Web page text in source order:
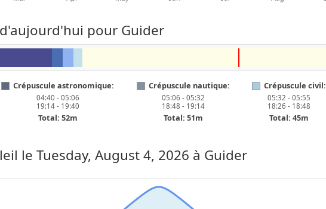
pour Guider
Crépuscule astronomique:
04:40 - 05:06
19:14 - 19:40
Total: 52m
Crépuscule nautique:
05:06 - 05:32
18:48 - 19:14
Total: 51m
Crépuscule civil:
05:32 - 05:55
18:26 - 18:48
Total: 45m
le Tuesday, August 4, 2026 à Guider